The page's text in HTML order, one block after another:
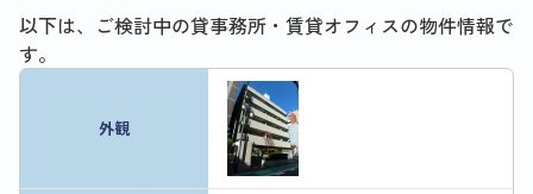
以下は、ご検討中の貸事務所・賃貸オフィスの物件情報で
す。
外観